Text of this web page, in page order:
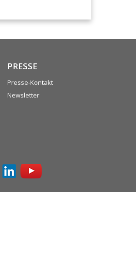
PRESSE
Presse-Kontakt
Newsletter